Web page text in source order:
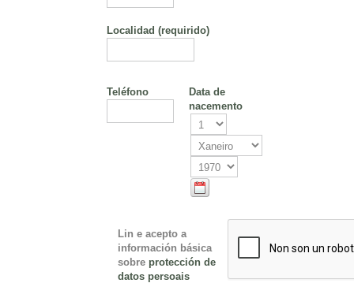
Localidad (requirido)
Teléfono
Data de
nacemento
Lin e acepto a
información básica
sobre protección de
datos persoais